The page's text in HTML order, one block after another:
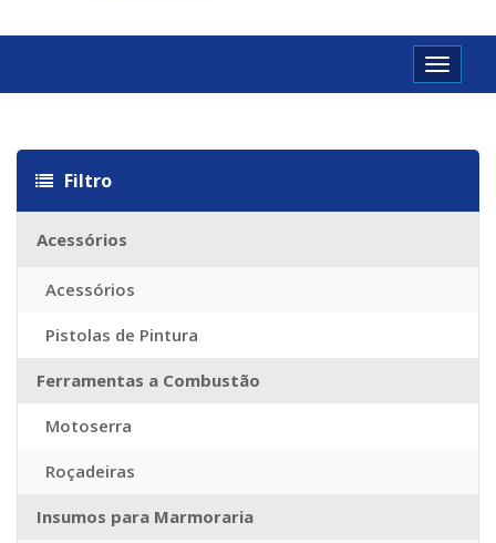
Toggle
Filtro
Acessórios
Acessórios
Pistolas de Pintura
Ferramentas a Combustão
Motoserra
Roçadeiras
Insumos para Marmoraria